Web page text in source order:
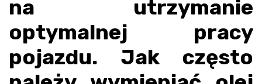
na utrzymanie
optymalnej pracy
pojazdu. Jak często